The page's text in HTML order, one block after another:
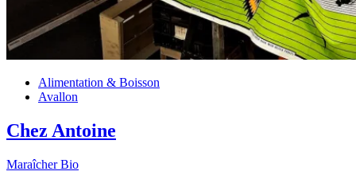
Alimentation & Boisson
Avallon
Chez Antoine
Maraîcher Bio